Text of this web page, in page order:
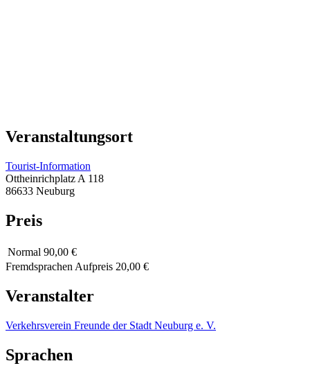
Veranstaltungsort
Tourist-Information
Ottheinrichplatz A 118
86633 Neuburg
Preis
Normal 90,00 €
Fremdsprachen Aufpreis 20,00 €
Veranstalter
Verkehrsverein Freunde der Stadt Neuburg e. V.
Sprachen